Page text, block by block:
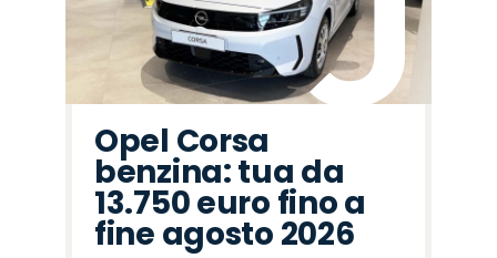
Opel Corsa
benzina: tua da
13.750 euro fino a
fine agosto 2026